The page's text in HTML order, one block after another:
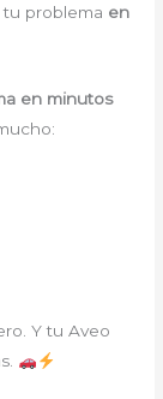
problema en
en minutos
Y tu Aveo